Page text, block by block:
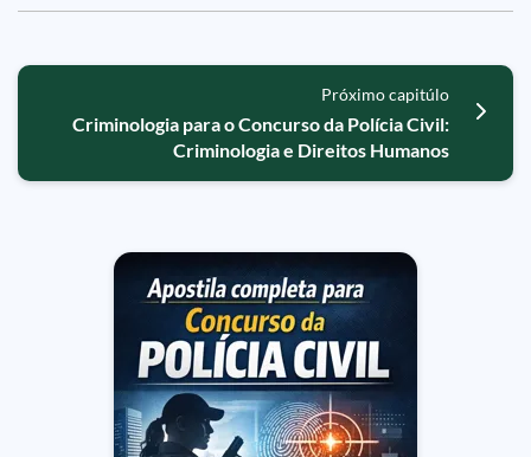
Próximo capitúlo
Criminologia para o Concurso da Polícia Civil:
Criminologia e Direitos Humanos